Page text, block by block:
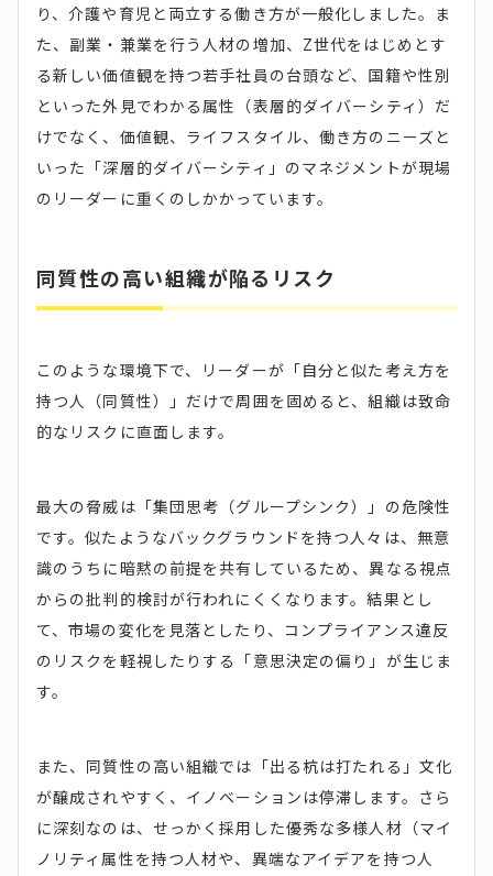
り、介護や育児と両立する働き方が一般化しました。ま
た、副業・兼業を行う人材の増加、Z世代をはじめとす
る新しい価値観を持つ若手社員の台頭など、国籍や性別
といった外見でわかる属性（表層的ダイバーシティ）だ
けでなく、価値観、ライフスタイル、働き方のニーズと
いった「深層的ダイバーシティ」のマネジメントが現場
のリーダーに重くのしかかっています。
同質性の高い組織が陥るリスク
このような環境下で、リーダーが「自分と似た考え方を
持つ人（同質性）」だけで周囲を固めると、組織は致命
的なリスクに直面します。
最大の脅威は「集団思考（グループシンク）」の危険性
です。似たようなバックグラウンドを持つ人々は、無意
識のうちに暗黙の前提を共有しているため、異なる視点
からの批判的検討が行われにくくなります。結果とし
て、市場の変化を見落としたり、コンプライアンス違反
のリスクを軽視したりする「意思決定の偏り」が生じま
す。
また、同質性の高い組織では「出る杭は打たれる」文化
が醸成されやすく、イノベーションは停滞します。さら
に深刻なのは、せっかく採用した優秀な多様人材（マイ
ノリティ属性を持つ人材や、異端なアイデアを持つ人